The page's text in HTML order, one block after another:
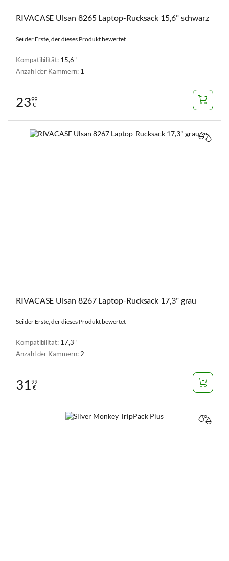
RIVACASE Ulsan 8265 Laptop-Rucksack 15,6" schwarz
Sei der Erste, der dieses Produkt bewertet
Kompatibilität: 15,6"
Anzahl der Kammern: 1
2399
€
RIVACASE Ulsan 8267 Laptop-Rucksack 17,3" grau
Sei der Erste, der dieses Produkt bewertet
Kompatibilität: 17,3"
Anzahl der Kammern: 2
3199
€